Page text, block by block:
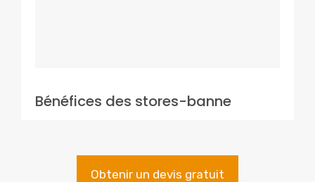
Bénéfices des stores-banne
Obtenir un devis gratuit